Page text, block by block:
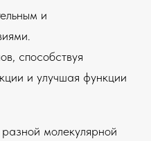
и
способствуя
и улучшая функции
молекулярной